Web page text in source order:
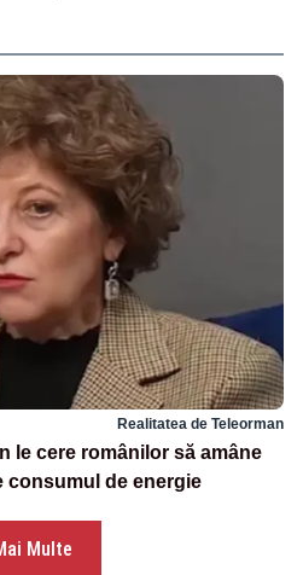
Realitatea de Teleorman
le cere românilor să amâne
consumul de energie
Multe